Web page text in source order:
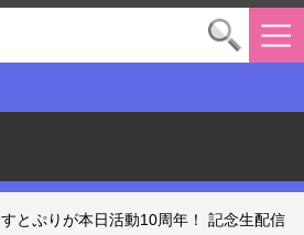
すとぷりが本日活動10周年！ 記念生配信